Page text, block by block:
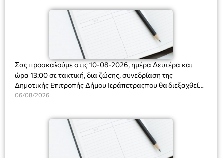
Σας προσκαλούμε στις 10-08-2026, ημέρα Δευτέρα και
ώρα 13:00 σε τακτική, δια ζώσης, συνεδρίαση της
Δημοτικής Επιτροπής Δήμου Ιεράπετραςπου θα διεξαχθεί
στο Δημοτικό Κατάστημα, Δημοκρατίας 31 στην αίθουσα
και λήψη αποφάσεων στα παρακάτω θέματα:
06/08/2026